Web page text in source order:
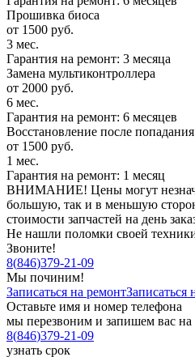
Прошивка биоса
от 1500 руб.
3 мес.
Гарантия на ремонт: 3 месяца
Замена мультиконтроллера
от 2000 руб.
6 мес.
Гарантия на ремонт: 6 месяцев
Восстановление после
от 1500 руб.
1 мес.
Гарантия на ремонт: 1 месяц
ВНИМАНИЕ! Цены могут
большую, так и в меньшую
стоимости запчастей на день
Не нашли поломки своей
Звоните!
8(846)379-21-09
Мы починим!
Записаться на ремонтЗаписаться
Оставьте имя и номер телефона
мы перезвоним и запишем вас на
8(846)379-21-09
узнать срок